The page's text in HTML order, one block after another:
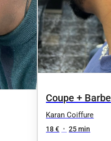
Coupe + Barbe
Karan Coiffure
18 € • 25 min